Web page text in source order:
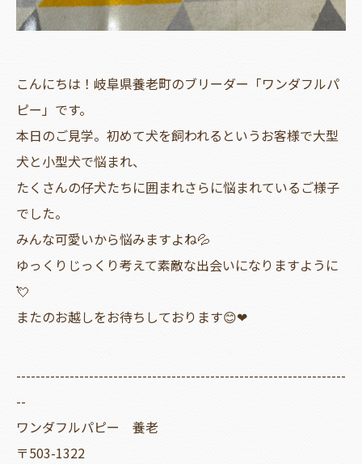
こんにちは！岐阜県養老町のブリーダー「ワンダフルパ
ピー」です。
本日のご見学。初めて犬を飼われるというお客様で大型
犬と小型犬で悩まれ、
たくさんの仔犬たちに囲まれさらに悩まれているご様子
でした。
みんな可愛いから悩みますよね💦
ゆっくりじっくり考えて素敵な出会いになりますように
💘
またのお越しをお待ちしております😊❤
--------------------------------------------------------------------
--
ワンダフルパピー 養老
〒503-1322